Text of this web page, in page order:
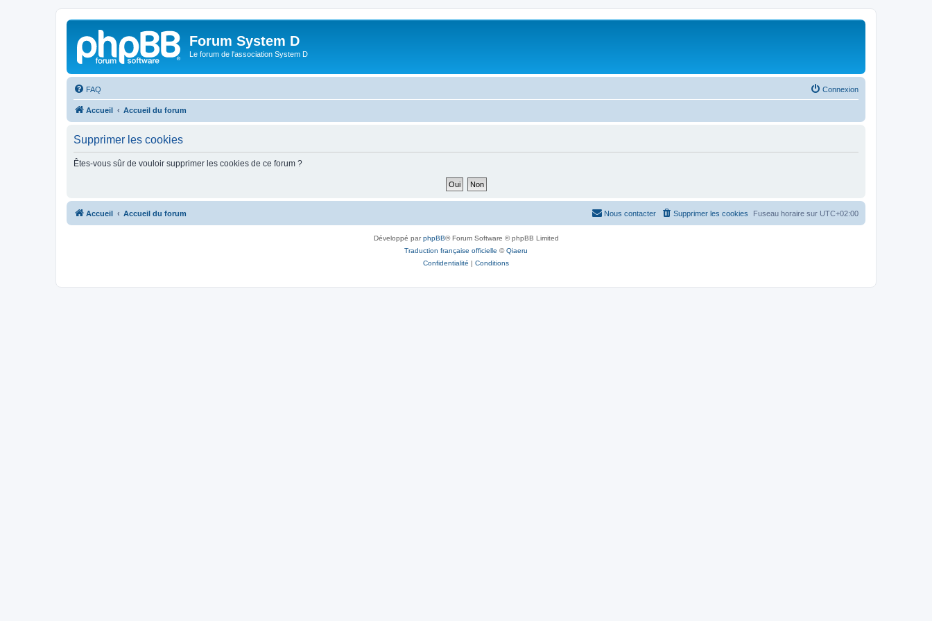
Forum System D
Le forum de l'association System D
FAQ Connexion
Accueil Accueil du forum
Supprimer les cookies
Êtes-vous sûr de vouloir supprimer les cookies de ce forum ?
Accueil Accueil du forum Fuseau horaire sur UTC+02:00
Supprimer les cookies
Nous contacter
Développé parphpBB® Forum Software © phpBB Limited
Traduction française officielle ©Qiaeru
Confidentialité | Conditions